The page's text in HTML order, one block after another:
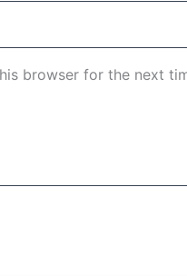
browser for the next